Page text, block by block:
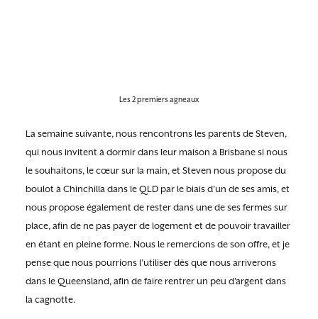
Les 2 premiers agneaux
La semaine suivante, nous rencontrons les parents de Steven,
qui nous invitent à dormir dans leur maison à Brisbane si nous
le souhaitons, le cœur sur la main, et Steven nous propose du
boulot à Chinchilla dans le QLD par le biais d’un de ses amis, et
nous propose également de rester dans une de ses fermes sur
place, afin de ne pas payer de logement et de pouvoir travailler
en étant en pleine forme. Nous le remercions de son offre, et je
pense que nous pourrions l’utiliser dès que nous arriverons
dans le Queensland, afin de faire rentrer un peu d’argent dans
la cagnotte.